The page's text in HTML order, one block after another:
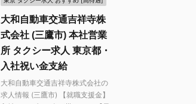
大和自動車交通吉祥寺株
式会社 (三鷹市) 本社営業
所 タクシー求人 東京都・
入社祝い金支給
大和自動車交通吉祥寺株式会社の
求人情報 (三鷹市) 【就職支援金】